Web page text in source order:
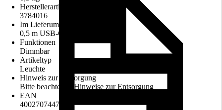
Herstellerartikelnummer
3784016
Im Lieferumfang enthalten
0,5 m USB-C-Kabel
Funktionen
Dimmbar
Artikeltyp
Leuchte
Hinweis zur Entsorgung
Bitte beachte die Hinweise zur Entsorgung
EAN
4002707447290